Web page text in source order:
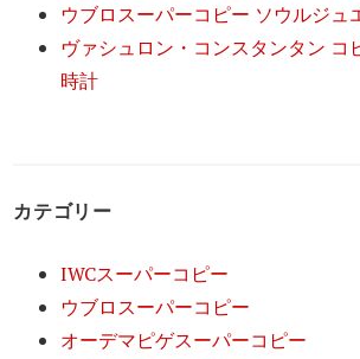
ウブロスーパーコピー ソウルジュ
ヴァシュロン・コンスタンタン コ
時計
カテゴリー
IWCスーパーコピー
ウブロスーパーコピー
オーデマピゲスーパーコピー